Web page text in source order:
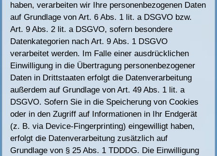
haben, verarbeiten wir Ihre personenbezogenen Daten
auf Grundlage von Art. 6 Abs. 1 lit. a DSGVO bzw.
Art. 9 Abs. 2 lit. a DSGVO, sofern besondere
Datenkategorien nach Art. 9 Abs. 1 DSGVO
verarbeitet werden. Im Falle einer ausdrücklichen
Einwilligung in die Übertragung personenbezogener
Daten in Drittstaaten erfolgt die Datenverarbeitung
außerdem auf Grundlage von Art. 49 Abs. 1 lit. a
DSGVO. Sofern Sie in die Speicherung von Cookies
oder in den Zugriff auf Informationen in Ihr Endgerät
(z. B. via Device-Fingerprinting) eingewilligt haben,
erfolgt die Datenverarbeitung zusätzlich auf
Grundlage von § 25 Abs. 1 TDDDG. Die Einwilligung